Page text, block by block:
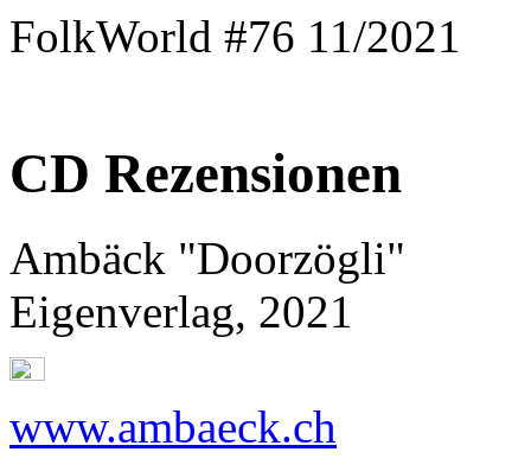
FolkWorld #76 11/2021
CD Rezensionen
Ambäck "Doorzögli"
Eigenverlag, 2021
www.ambaeck.ch